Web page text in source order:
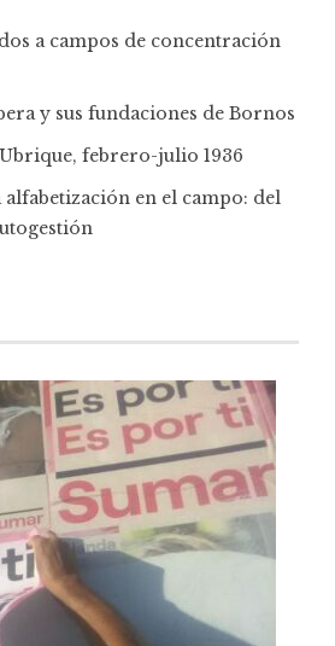
a campos de concentración
y sus fundaciones de Bornos
febrero-julio 1936
alfabetización en el campo: del